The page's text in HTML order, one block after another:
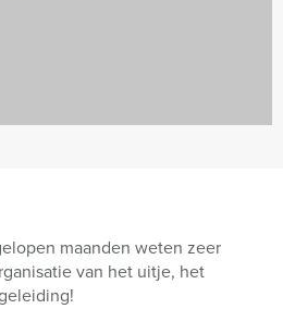
maanden weten zeer
van het uitje, het